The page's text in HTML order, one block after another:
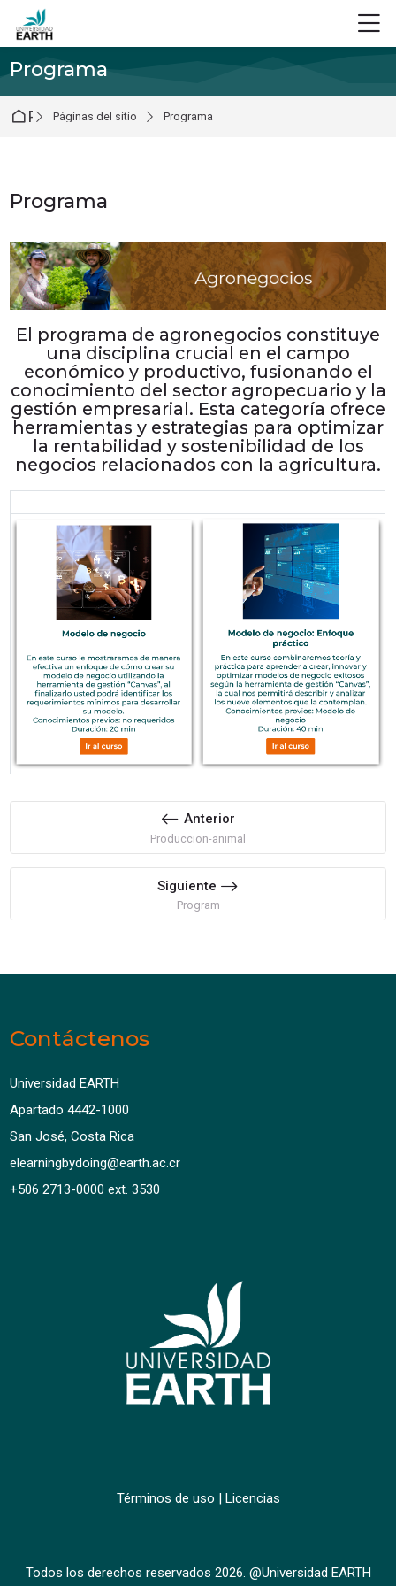
Skip to navigation
Skip to login form
Salta al contenido principal
Skip to footer
Programa
Página Principal
Páginas del sitio Programa
Programa
El programa de agronegocios constituye
una disciplina crucial en el campo
económico y productivo, fusionando el
conocimiento del sector agropecuario y la
gestión empresarial. Esta categoría ofrece
herramientas y estrategias para optimizar
la rentabilidad y sostenibilidad de los
negocios relacionados con la agricultura.
Anterior
Produccion-animal
Siguiente
Program
Contáctenos
Universidad EARTH
Apartado 4442-1000
San José, Costa Rica
elearningbydoing@earth.ac.cr
+506 2713-0000 ext. 3530
Términos de uso Licencias
Todos los derechos reservados 2026. @Universidad EARTH